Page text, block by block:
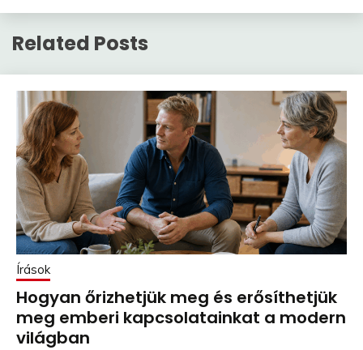
Related Posts
Írások
Hogyan őrizhetjük meg és erősíthetjük
meg emberi kapcsolatainkat a modern
világban